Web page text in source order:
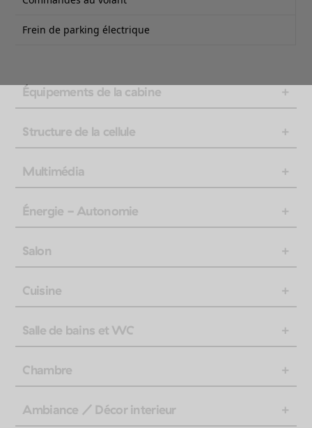
Frein de parking électrique
Équipements de la cabine
Structure de la cellule
Multimédia
Énergie - Autonomie
Salon
Cuisine
Salle de bains et WC
Chambre
Ambiance / Décor interieur